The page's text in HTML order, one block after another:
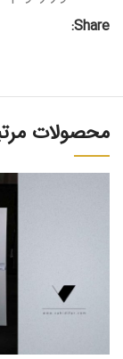
Share:
محصولات